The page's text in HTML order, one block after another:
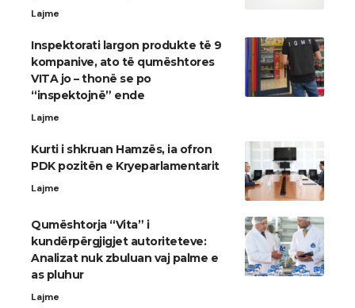
Lajme
Inspektorati largon produkte të 9
kompanive, ato të qumështores
VITA jo – thonë se po
“inspektojnë” ende
Lajme
Kurti i shkruan Hamzës, ia ofron
PDK pozitën e Kryeparlamentarit
Lajme
Qumështorja “Vita” i
kundërpërgjigjet autoriteteve:
Analizat nuk zbuluan vaj palme e
as pluhur
Lajme